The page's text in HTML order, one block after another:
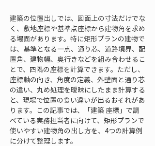
建築の位置出しでは、図面上の寸法だけでな
く、敷地座標や基準点座標から建物角を求め
る場面があります。特に矩形プランの建物で
は、基準となる一点、通り芯、道路境界、配
置角、建物幅、奥行きなどを組み合わせるこ
とで、四隅の座標を計算できます。ただし、
座標軸の向き、角度の定義、外壁面と通り芯
の違い、丸め処理を曖昧にしたまま計算する
と、現場で位置の食い違いが出るおそれがあ
ります。この記事では、「建築 座標」で調
べている実務担当者に向けて、矩形プランで
使いやすい建物角の出し方を、4つの計算例
に分けて整理します。